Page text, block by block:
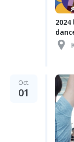
2024
Oct.
01